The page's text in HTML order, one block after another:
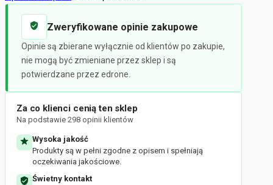
Zweryfikowane opinie zakupowe
Opinie są zbierane wyłącznie od klientów po zakupie,
nie mogą być zmieniane przez sklep i są
potwierdzane przez edrone.
Za co klienci cenią ten sklep
Na podstawie 298 opinii klientów
Wysoka jakość
Produkty są w pełni zgodne z opisem i spełniają
oczekiwania jakościowe.
Świetny kontakt